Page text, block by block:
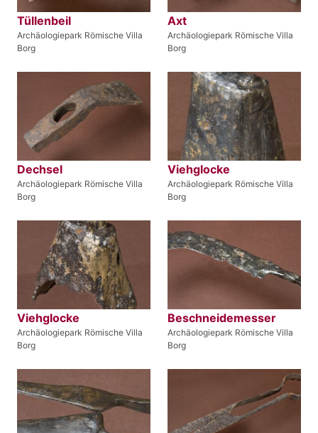
Tüllenbeil
Archäologiepark Römische Villa
Borg
Axt
Archäologiepark Römische Villa
Borg
Dechsel
Archäologiepark Römische Villa
Borg
Viehglocke
Archäologiepark Römische Villa
Borg
Viehglocke
Archäologiepark Römische Villa
Borg
Beschneidemesser
Archäologiepark Römische Villa
Borg